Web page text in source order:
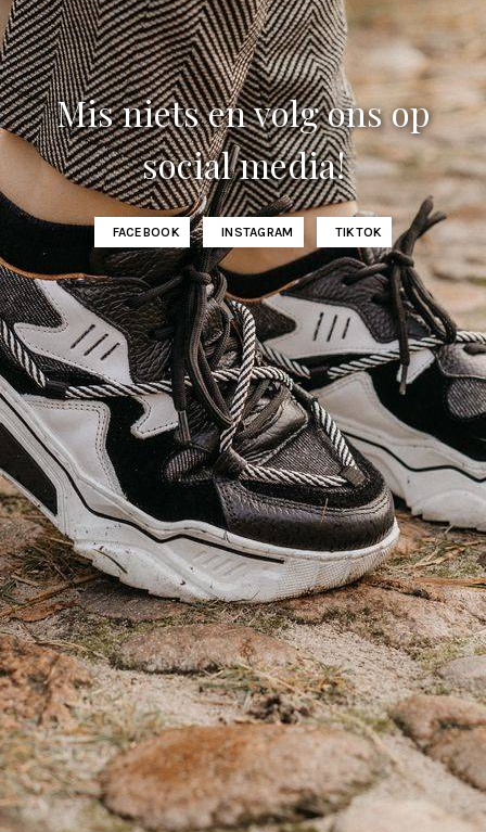
Mis niets en volg ons op
social media!
FACEBOOK INSTAGRAM TIKTOK